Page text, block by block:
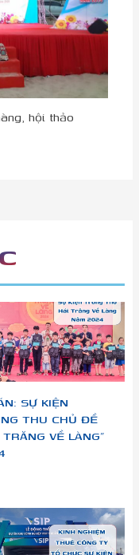
hội thảo
SỰ KIỆN
THU CHỦ ĐỀ
TRĂNG VỀ LÀNG”